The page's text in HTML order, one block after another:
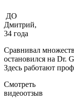
ДО
Дмитрий,
34 года
Сравнивал
остановился на Dr.
Здесь работают
Смотреть
видеоотзыв